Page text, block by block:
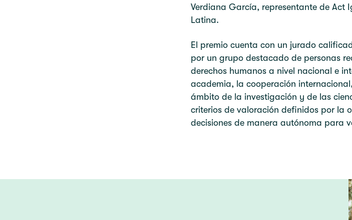
Verdiana García, representante de Act
Latina.
El premio cuenta con un jurado
por un grupo destacado de personas
derechos humanos a nivel nacional e
academia, la cooperación
ámbito de la investigación y de las
criterios de valoración definidos por la
decisiones de manera autónoma para